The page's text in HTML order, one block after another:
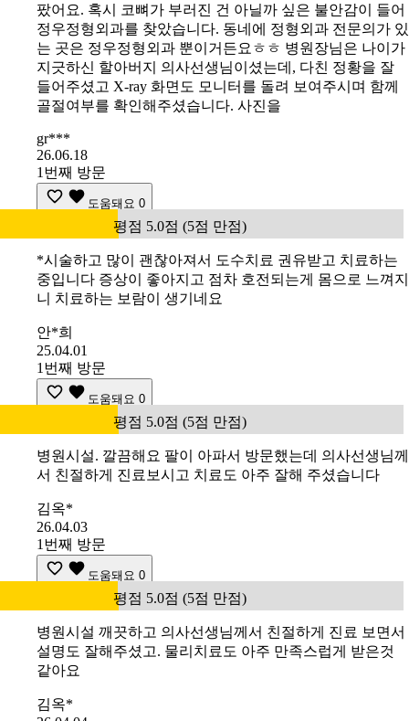
팠어요. 혹시 코뼈가 부러진 건 아닐까 싶은 불안감이 들어
정우정형외과를 찾았습니다. 동네에 정형외과 전문의가 있
는 곳은 정우정형외과 뿐이거든요ㅎㅎ 병원장님은 나이가
지긋하신 할아버지 의사선생님이셨는데, 다친 정황을 잘
들어주셨고 X-ray 화면도 모니터를 돌려 보여주시며 함께
골절여부를 확인해주셨습니다. 사진을
gr***
26.06.18
1번째 방문
도움돼요 0
평점 5.0점 (5점 만점)
*시술하고 많이 괜찮아져서 도수치료 권유받고 치료하는
중입니다 증상이 좋아지고 점차 호전되는게 몸으로 느껴지
니 치료하는 보람이 생기네요
안*희
25.04.01
1번째 방문
도움돼요 0
평점 5.0점 (5점 만점)
병원시설. 깔끔해요 팔이 아파서 방문했는데 의사선생님께
서 친절하게 진료보시고 치료도 아주 잘해 주셨습니다
김옥*
26.04.03
1번째 방문
도움돼요 0
평점 5.0점 (5점 만점)
병원시설 깨끗하고 의사선생님께서 친절하게 진료 보면서
설명도 잘해주셨고. 물리치료도 아주 만족스럽게 받은것
같아요
김옥*